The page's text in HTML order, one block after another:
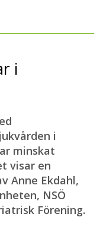
i
i
minskat
visar en
Anne Ekdahl,
NSÖ
Förening.